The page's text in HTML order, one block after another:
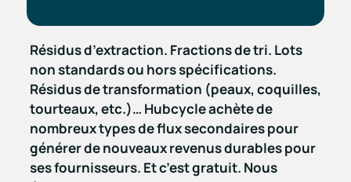
Résidus d’extraction. Fractions de tri. Lots
non standards ou hors spécifications.
Résidus de transformation (peaux, coquilles,
tourteaux, etc.)… Hubcycle achète de
nombreux types de flux secondaires pour
générer de nouveaux revenus durables pour
ses fournisseurs. Et c’est gratuit. Nous